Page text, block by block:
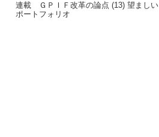
連載 ＧＰＩＦ改革の論点 (13) 望ましい
ポートフォリオ